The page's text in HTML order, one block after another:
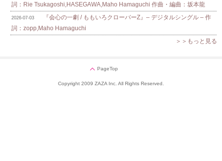
詞：Rie Tsukagoshi,HASEGAWA,Maho Hamaguchi 作曲・編曲：坂本龍
2026-07-03
『会心の一劇 / ももいろクローバーZ』– デジタルシングル – 作
詞：zopp,Maho Hamaguchi
＞＞もっと見る
PageTop
Copyright 2009 ZAZA Inc. All Rights Reserved.